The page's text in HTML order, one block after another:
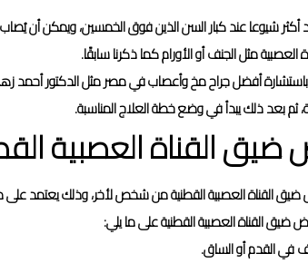
أكثر شيوعا عند كبار السن الذين فوق الخمسين، ويمكن أن
العصبية مثل الجنف أو الأورام كما ذكرنا سابقًا.
باستشارة أفضل جراح مخ وأعصاب في مصر مثل الدكتور أحمد
ثم بعد ذلك يبدأ في وضع خطة العلاج المناسبة.
ضيق القناة العصبية
القناة العصبية القطنية من شخص لأخر، وذلك يعتمد على
ضيق القناة العصبية القطنية على ما يلي:
القدم أو الساق.